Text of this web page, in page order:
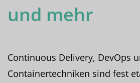
und mehr
Continuous Delivery, DevOps
Containertechniken sind fest